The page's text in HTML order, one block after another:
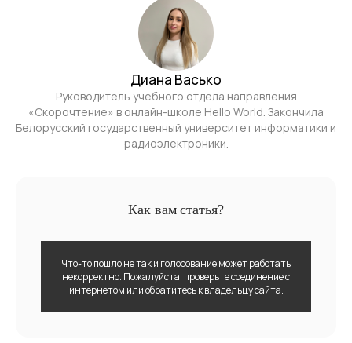
Диана Васько
Руководитель учебного отдела направления
«Скорочтение» в онлайн-школе Hello World. Закончила
Белорусский государственный университет информатики и
радиоэлектроники.
Как вам статья?
Что-то пошло не так и голосование может работать
некорректно. Пожалуйста, проверьте соединение с
интернетом или обратитесь к владельцу сайта.